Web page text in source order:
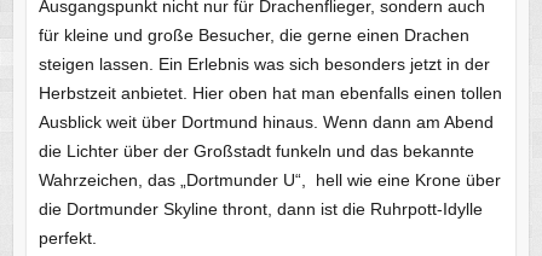
Ausgangspunkt nicht nur für Drachenflieger, sondern auch
für kleine und große Besucher, die gerne einen Drachen
steigen lassen. Ein Erlebnis was sich besonders jetzt in der
Herbstzeit anbietet. Hier oben hat man ebenfalls einen tollen
Ausblick weit über Dortmund hinaus. Wenn dann am Abend
die Lichter über der Großstadt funkeln und das bekannte
Wahrzeichen, das „Dortmunder U“, hell wie eine Krone über
die Dortmunder Skyline thront, dann ist die Ruhrpott-Idylle
perfekt.